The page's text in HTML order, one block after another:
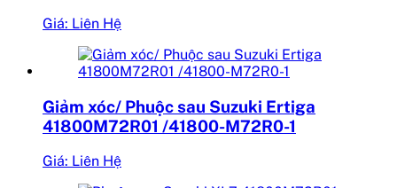
Giá: Liên Hệ
Giảm xóc/ Phuộc sau Suzuki Ertiga
41800M72R01 /41800-M72R0-1
Giá: Liên Hệ